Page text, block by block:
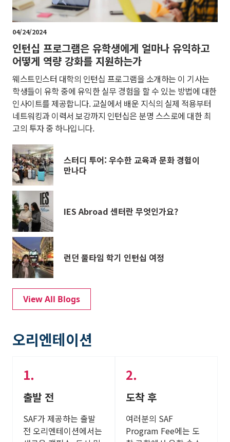
04/24/2024
인턴십 프로그램은 유학생에게 얼마나 유익하고
어떻게 역량 강화를 지원하는가
웨스트민스터 대학의 인턴십 프로그램을 소개하는 이 기사는
학생들이 유학 중에 유익한 실무 경험을 할 수 있는 방법에 대한
인사이트를 제공합니다. 교실에서 배운 지식의 실제 적용부터
네트워킹과 이력서 보강까지 인턴십은 분명 스스로에 대한 최
고의 투자 중 하나입니다.
스터디 투어: 우수한 교육과 문화 경험이
만나다
IES Abroad 센터란 무엇인가요?
런던 풀타임 학기 인턴십 여정
View All Blogs
오리엔테이션
출발 전
SAF가 제공하는 출발
전 오리엔테이션에서는
도착 후
여러분의 SAF
Program Fee에는 도